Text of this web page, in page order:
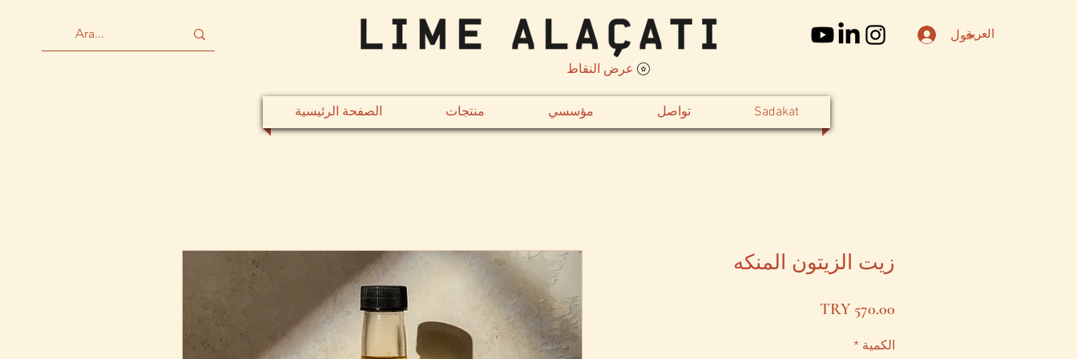
تسجيل الدخول
العربة
عرض النقاط
الصفحة الرئيسية منتجات مؤسسي تواصل Sadakat
زيت الزيتون المنكه
السعر
الكمية *